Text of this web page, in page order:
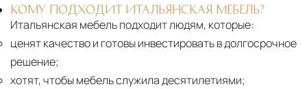
КОМУ ПОДХОДИТ ИТАЛЬЯНСКАЯ МЕБЕЛЬ?
Итальянская мебель подходит людям, которые:
ценят качество и готовы инвестировать в долгосрочное
решение;
хотят, чтобы мебель служила десятилетиями;